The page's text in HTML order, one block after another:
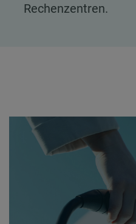
Rechenzentren.